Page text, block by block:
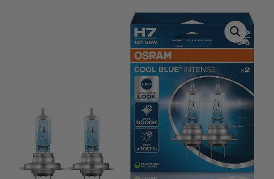
Megbízható termékek
Kínálatunkban kizárólag olyan termékek
szerepelnek, amelyekben mi is bízunk.